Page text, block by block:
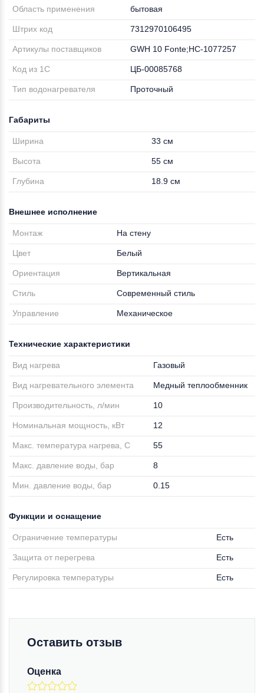
Область применения бытовая
Штрих код 7312970106495
Артикулы поставщиков GWH 10 Fonte;НС-1077257
Код из 1С ЦБ-00085768
Тип водонагревателя Проточный
Габариты
Ширина 33 см
Высота 55 см
Глубина 18.9 см
Внешнее исполнение
Монтаж На стену
Цвет Белый
Ориентация Вертикальная
Стиль Современный стиль
Управление Механическое
Технические характеристики
Вид нагрева Газовый
Вид нагревательного элемента Медный теплообменник
Производительность, л/мин 10
Номинальная мощность, кВт 12
Макс. температура нагрева, C 55
Макс. давление воды, бар 8
Мин. давление воды, бар 0.15
Функции и оснащение
Ограничение температуры Есть
Защита от перегрева Есть
Регулировка температуры Есть
Оставить отзыв
Оценка